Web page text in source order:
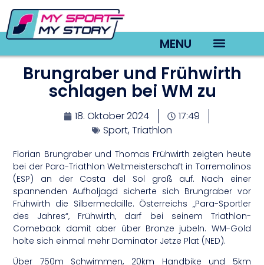
MENU
Brungraber und Frühwirth
schlagen bei WM zu
18. Oktober 2024
17:49
Sport,Triathlon
Florian Brungraber und Thomas Frühwirth zeigten heute
bei der Para-Triathlon Weltmeisterschaft in Torremolinos
(ESP) an der Costa del Sol groß auf. Nach einer
spannenden Aufholjagd sicherte sich Brungraber vor
Frühwirth die Silbermedaille. Österreichs „Para-Sportler
des Jahres“, Frühwirth, darf bei seinem Triathlon-
Comeback damit aber über Bronze jubeln. WM-Gold
holte sich einmal mehr Dominator Jetze Plat (NED).
Über 750m Schwimmen, 20km Handbike und 5km